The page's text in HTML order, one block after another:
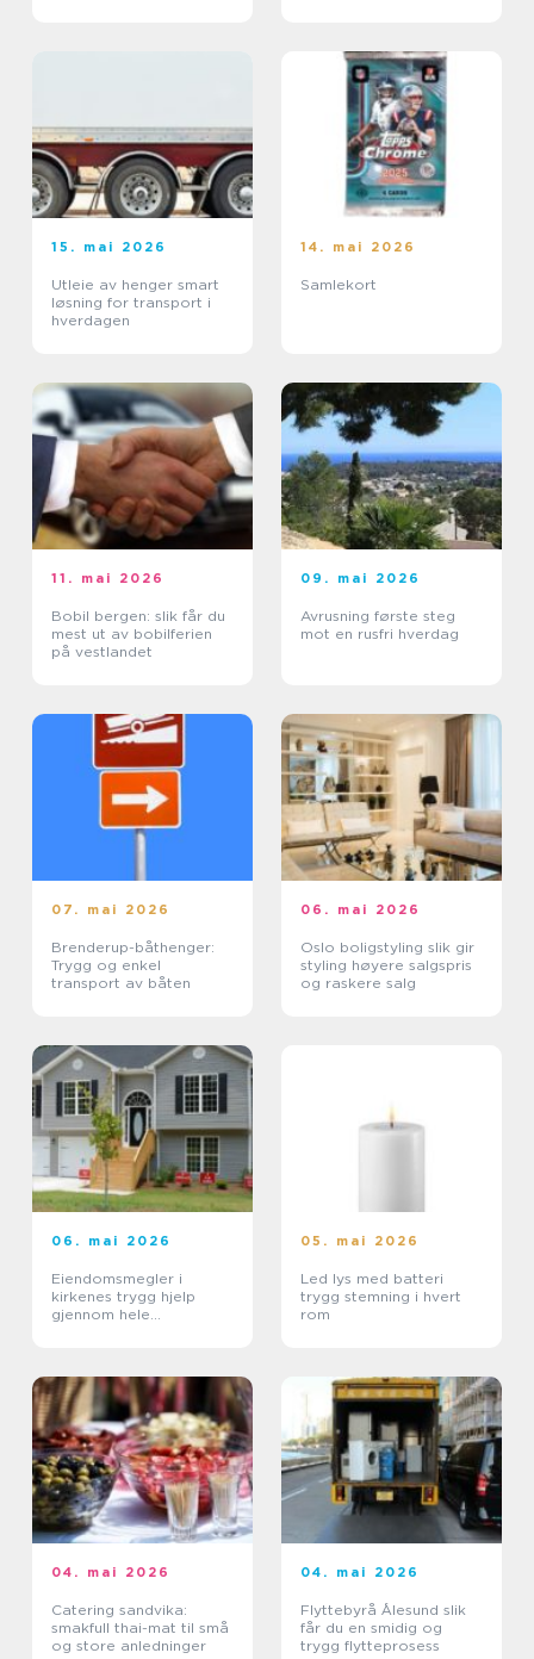
15. mai 2026
Utleie av henger smart
løsning for transport i
hverdagen
14. mai 2026
Samlekort
11. mai 2026
Bobil bergen: slik får du
mest ut av bobilferien
på vestlandet
09. mai 2026
Avrusning første steg
mot en rusfri hverdag
07. mai 2026
Brenderup-båthenger:
Trygg og enkel
transport av båten
06. mai 2026
Oslo boligstyling slik gir
styling høyere salgspris
og raskere salg
06. mai 2026
Eiendomsmegler i
kirkenes trygg hjelp
gjennom hele
05. mai 2026
Led lys med batteri
trygg stemning i hvert
rom
04. mai 2026
Catering sandvika:
smakfull thai-mat til små
og store anledninger
04. mai 2026
Flyttebyrå Ålesund slik
får du en smidig og
trygg flytteprosess